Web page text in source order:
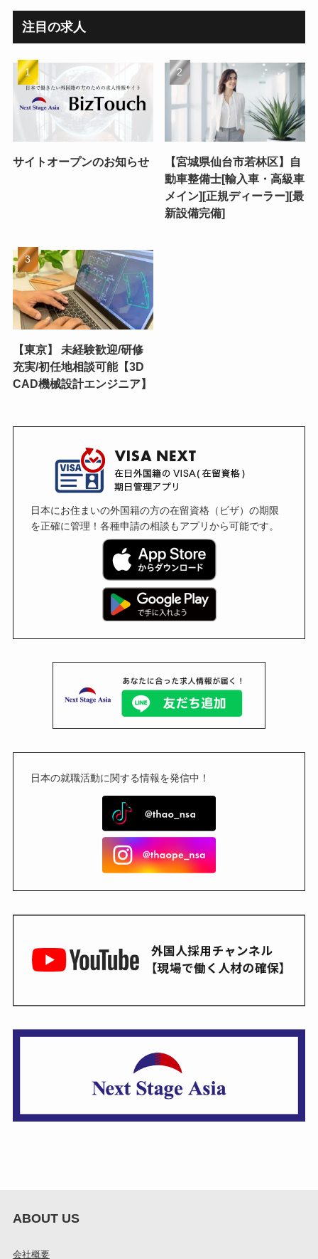
注目の求人
サイトオープンのお知らせ
【宮城県仙台市若林区】自
動車整備士[輸入車・高級車
メイン][正規ディーラー][最
新設備完備]
【東京】 未経験歓迎/研修
充実/初任地相談可能【3D
CAD機械設計エンジニア】
日本にお住まいの外国籍の方の在留資格（ビザ）の期限
を正確に管理！各種申請の相談もアプリから可能です。
日本の就職活動に関する情報を発信中！
ABOUT US
会社概要